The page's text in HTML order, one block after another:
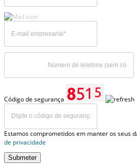
Código de segurança
Estamos comprometidos em manter os seus
de privacidade
Submeter